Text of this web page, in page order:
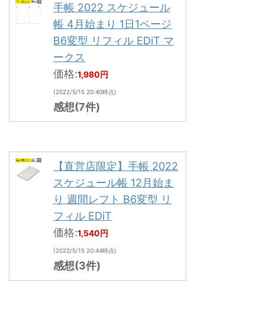
手帳 2022 スケジュール
帳 4月始まり 1日1ページ
B6変型 リフィル EDiT マ
ークス
価格:1,980円
(2022/5/15 20:40時点)
感想(7件)
【直営店限定】手帳 2022
スケジュール帳 12月始ま
り 週間レフト B6変型 リ
フィル EDiT
価格:1,540円
(2022/5/15 20:44時点)
感想(3件)